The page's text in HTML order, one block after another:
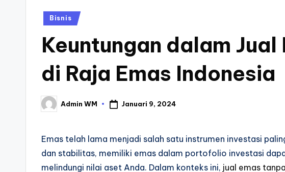
Posted
Bisnis
Keuntungan dalam Jual
di Raja Emas Indonesia
Posted
by
Admin WM Januari 9, 2024
Emas telah lama menjadi salah satu instrumen investasi
dan stabilitas, memiliki emas dalam portofolio investasi
melindungi nilai aset Anda. Dalam konteks ini, jual emas